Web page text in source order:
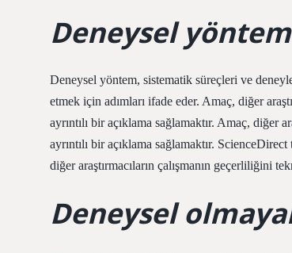
Deneysel
Deneysel yöntem, sistematik süreçleri ve
etmek için adımları ifade eder. Amaç, diğer
ayrıntılı bir açıklama sağlamaktır. Amaç, diğer
ayrıntılı bir açıklama sağlamaktır.
diğer araştırmacıların çalışmanın geçerliliğini
Deneysel